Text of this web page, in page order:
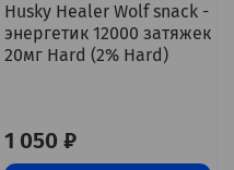
Husky Healer Wolf snack -
энергетик 12000 затяжек
20мг Hard (2% Hard)
1 050 ₽